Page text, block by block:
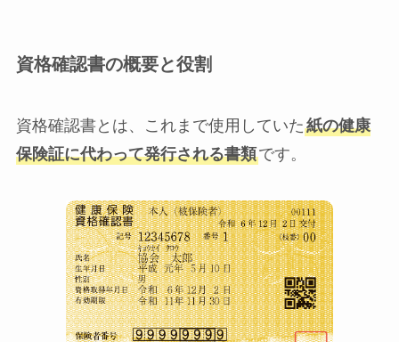
資格確認書の概要と役割
資格確認書とは、これまで使用していた紙の健康
保険証に代わって発行される書類です。